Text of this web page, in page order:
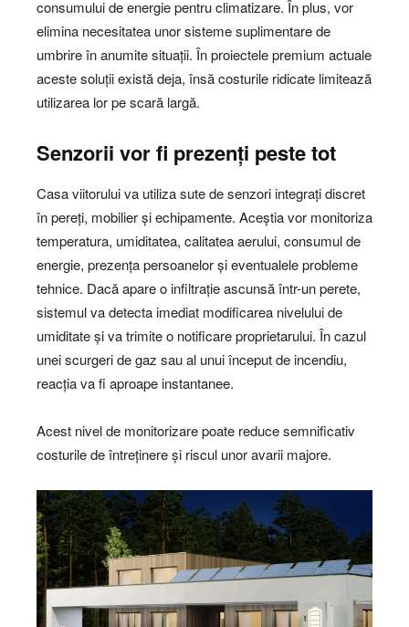
consumului de energie pentru climatizare. În plus, vor
elimina necesitatea unor sisteme suplimentare de
umbrire în anumite situații. În proiectele premium actuale
aceste soluții există deja, însă costurile ridicate limitează
utilizarea lor pe scară largă.
Senzorii vor fi prezenți peste tot
Casa viitorului va utiliza sute de senzori integrați discret
în pereți, mobilier și echipamente. Aceștia vor monitoriza
temperatura, umiditatea, calitatea aerului, consumul de
energie, prezența persoanelor și eventualele probleme
tehnice. Dacă apare o infiltrație ascunsă într-un perete,
sistemul va detecta imediat modificarea nivelului de
umiditate și va trimite o notificare proprietarului. În cazul
unei scurgeri de gaz sau al unui început de incendiu,
reacția va fi aproape instantanee.
Acest nivel de monitorizare poate reduce semnificativ
costurile de întreținere și riscul unor avarii majore.